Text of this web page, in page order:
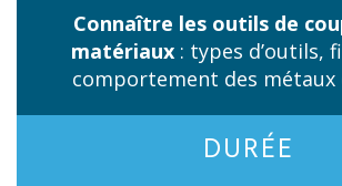
Connaître les outils de
matériaux: types d’outils,
comportement des métaux
DURÉE